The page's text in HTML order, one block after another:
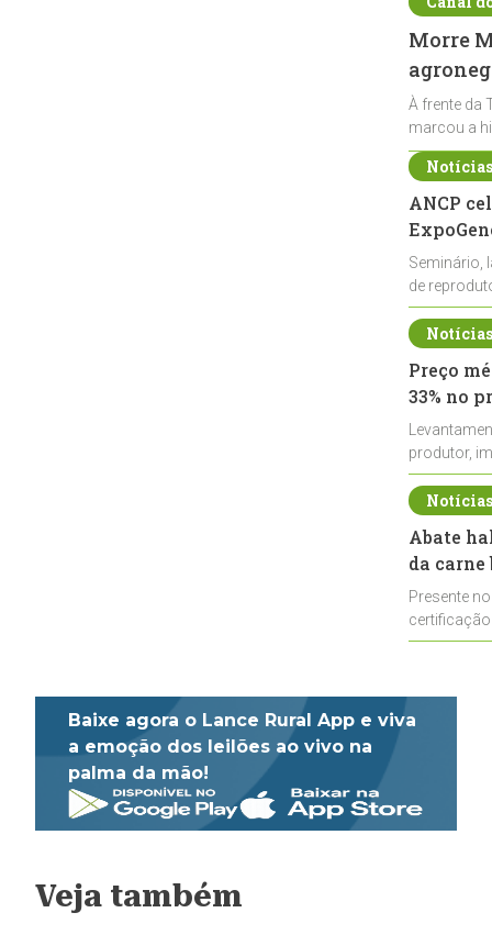
Morre
À frente da
marcou a
ANCP
Seminário,
de
durante a
Preço
33% no
produtor,
de leite cru
Abate
da
Presente
Baixe agora o Lance Rural App e viva
a emoção dos leilões ao vivo na
palma da mão!
Veja também